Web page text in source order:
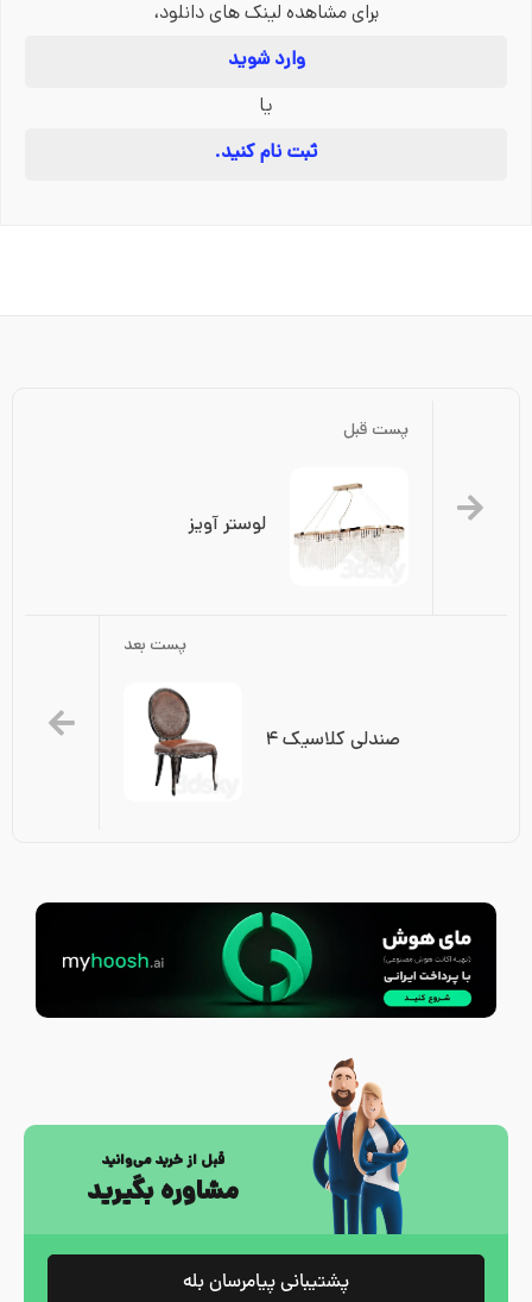
برای مشاهده لینک های دانلود،
وارد شوید
یا
ثبت نام کنید.
پست قبل
لوستر آویز
پست بعد
صندلی کلاسیک ۴
قبل از خرید می‌وانید
مشاوره بگیرید
پشتیبانی پیامرسان بله